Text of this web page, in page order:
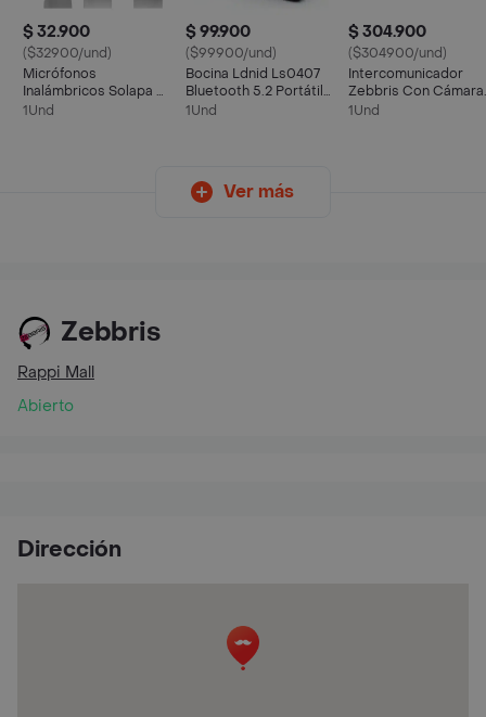
$ 32.900
($32900/und)
Micrófonos
Inalámbricos Solapa 2
En 1 Para Iphone/tipo
1Und
$ 99.900
($99900/und)
Bocina Ldnid Ls0407
Bluetooth 5.2 Portátil
Subwoofer Ipx6
1Und
$ 304.900
($304900/und)
Intercomunicador
Zebbris Con Cámara
Motor Q28-
1Und
Ver más
Zebbris
Rappi Mall
Abierto
Dirección